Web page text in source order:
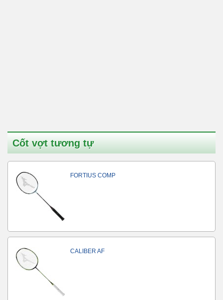
Cốt vợt tương tự
FORTIUS COMP
CALIBER AF